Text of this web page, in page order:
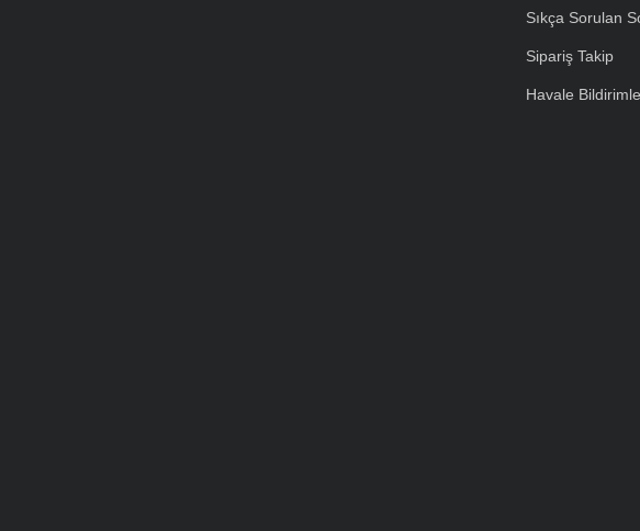
Sıkça Sorulan
Sipariş Takip
Havale